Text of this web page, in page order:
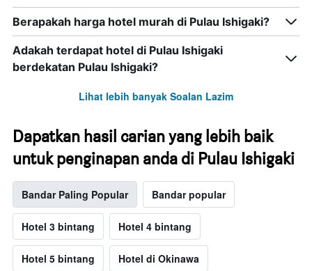
Berapakah harga hotel murah di Pulau Ishigaki?
Adakah terdapat hotel di Pulau Ishigaki
berdekatan Pulau Ishigaki?
Lihat lebih banyak Soalan Lazim
Dapatkan hasil carian yang lebih baik
untuk penginapan anda di Pulau Ishigaki
Bandar Paling Popular Bandar popular
Hotel 3 bintang Hotel 4 bintang
Hotel 5 bintang Hotel di Okinawa